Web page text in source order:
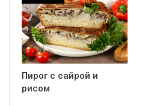
Пирог с сайрой и
рисом